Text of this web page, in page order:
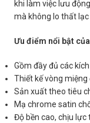
khi làm việc lưu
mà không lo thất
Ưu điểm nổi bật
Gồm đầy đủ các
Thiết kế vòng miệng
Sản xuất theo tiêu
Mạ chrome satin
Độ bền cao, chịu lực